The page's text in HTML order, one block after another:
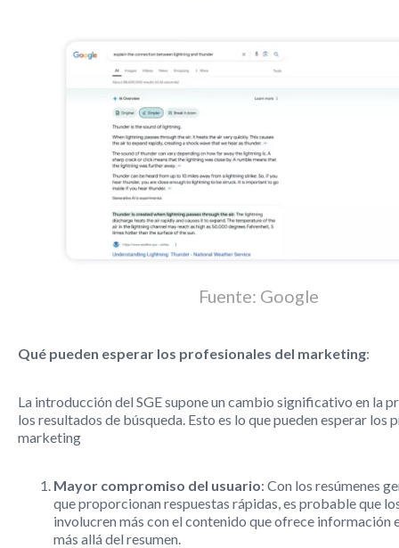
Fuente: Google
Qué pueden esperar los profesionales del marketing:
La introducción del SGE supone un cambio significativo en la
los resultados de búsqueda. Esto es lo que pueden esperar los
marketing
Mayor compromiso del usuario: Con los resúmenes
que proporcionan respuestas rápidas, es probable que
involucren más con el contenido que ofrece información
más allá del resumen.